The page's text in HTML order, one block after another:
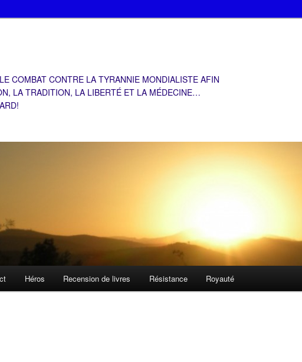
COMBAT CONTRE LA TYRANNIE MONDIALISTE AFIN
LA TRADITION, LA LIBERTÉ ET LA MÉDECINE…
Héros Recension de livres Résistance Royauté